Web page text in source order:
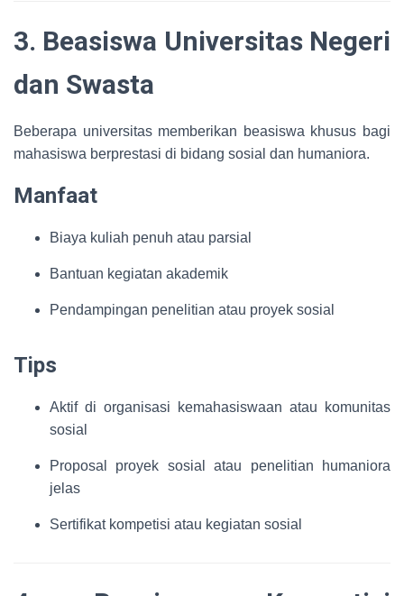
3. Beasiswa Universitas Negeri
dan Swasta
Beberapa universitas memberikan beasiswa khusus bagi
mahasiswa berprestasi di bidang sosial dan humaniora.
Manfaat
Biaya kuliah penuh atau parsial
Bantuan kegiatan akademik
Pendampingan penelitian atau proyek sosial
Tips
Aktif di organisasi kemahasiswaan atau komunitas
sosial
Proposal proyek sosial atau penelitian humaniora
jelas
Sertifikat kompetisi atau kegiatan sosial